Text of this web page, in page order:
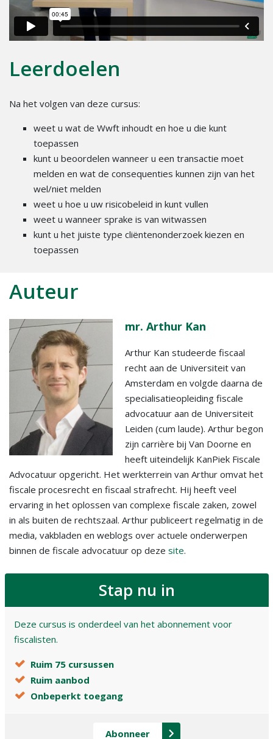
Leerdoelen
Na het volgen van deze cursus:
weet u wat de Wwft inhoudt en hoe u die kunt
toepassen
kunt u beoordelen wanneer u een transactie moet
melden en wat de consequenties kunnen zijn van het
wel/niet melden
weet u hoe u uw risicobeleid in kunt vullen
weet u wanneer sprake is van witwassen
kunt u het juiste type cliëntenonderzoek kiezen en
toepassen
Auteur
mr. Arthur Kan
Arthur Kan studeerde fiscaal
recht aan de Universiteit van
Amsterdam en volgde daarna de
specialisatieopleiding fiscale
advocatuur aan de Universiteit
Leiden (cum laude). Arthur begon
zijn carrière bij Van Doorne en
heeft uiteindelijk KanPiek Fiscale
Advocatuur opgericht. Het werkterrein van Arthur omvat het
fiscale procesrecht en fiscaal strafrecht. Hij heeft veel
ervaring in het oplossen van complexe fiscale zaken, zowel
in als buiten de rechtszaal. Arthur publiceert regelmatig in de
media, vakbladen en weblogs over actuele onderwerpen
binnen de fiscale advocatuur op deze site.
Stap nu in
Deze cursus is onderdeel van het abonnement voor
fiscalisten.
Ruim 75 cursussen
Ruim aanbod
Onbeperkt toegang
Abonneer